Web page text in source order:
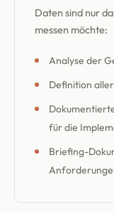
Daten sind nur
messen möchte:
Analyse der
Definition
für die
Briefing-